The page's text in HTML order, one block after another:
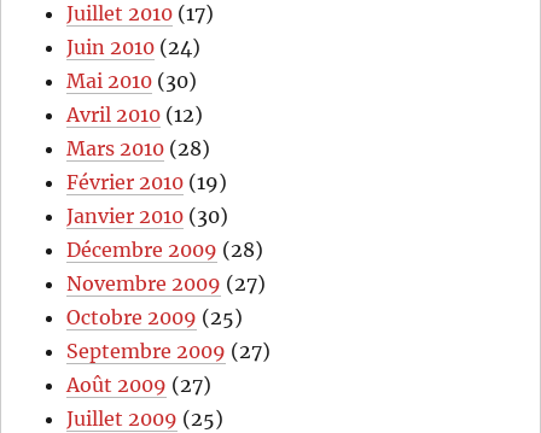
Juillet 2010 (17)
Juin 2010 (24)
Mai 2010 (30)
Avril 2010 (12)
Mars 2010 (28)
Février 2010 (19)
Janvier 2010 (30)
Décembre 2009 (28)
Novembre 2009 (27)
Octobre 2009 (25)
Septembre 2009 (27)
Août 2009 (27)
Juillet 2009 (25)